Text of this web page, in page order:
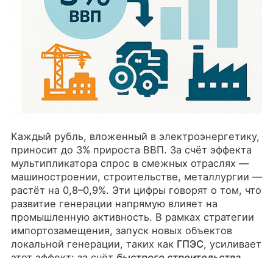
Каждый рубль, вложенный в электроэнергетику,
приносит до 3% прироста ВВП. За счёт эффекта
мультипликатора спрос в смежных отраслях —
машиностроении, строительстве, металлургии —
растёт на 0,8–0,9%. Эти цифры говорят о том, что
развитие генерации напрямую влияет на
промышленную активность. В рамках стратегии
импортозамещения, запуск новых объектов
локальной генерации, таких как ГПЭС, усиливает